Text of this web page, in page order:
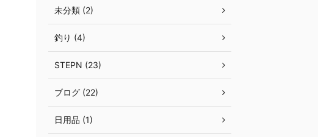
未分類 (2)
釣り (4)
STEPN (23)
ブログ (22)
日用品 (1)